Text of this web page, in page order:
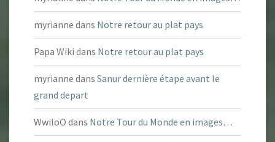
myrianne dans Notre retour au plat pays
Papa Wiki dans Notre retour au plat pays
myrianne dans Sanur dernière étape avant le
grand depart
WwiloO dans Notre Tour du Monde en images…